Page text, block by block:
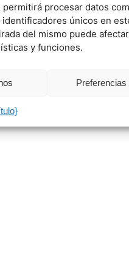
procesar datos
únicos en
del mismo puede afectar
y funciones.
Preferencias